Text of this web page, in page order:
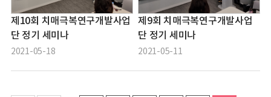
제10회 치매극복연구개발사업
단 정기 세미나
2021-05-18
제9회 치매극복연구개발사업
단 정기 세미나
2021-05-11